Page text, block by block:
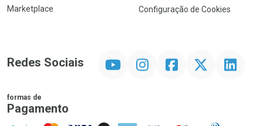
Marketplace
Configuração de Cookies
Redes Sociais InstagramFacebookTwitter Linkedin
formas de
Pagamento